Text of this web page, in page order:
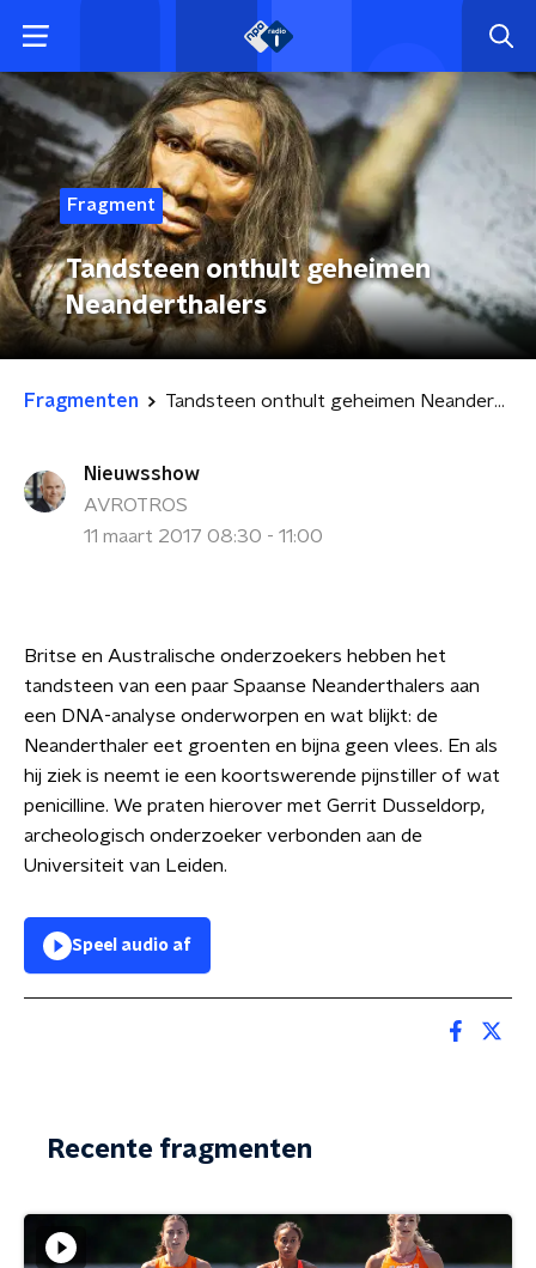
Fragment
Tandsteen onthult geheimen
Neanderthalers
Fragmenten Tandsteen onthult geheimen Neanderthalers
Nieuwsshow
AVROTROS
11 maart 2017 08:30 - 11:00
Britse en Australische onderzoekers hebben het
tandsteen van een paar Spaanse Neanderthalers aan
een DNA-analyse onderworpen en wat blijkt: de
Neanderthaler eet groenten en bijna geen vlees. En als
hij ziek is neemt ie een koortswerende pijnstiller of wat
penicilline. We praten hierover met Gerrit Dusseldorp,
archeologisch onderzoeker verbonden aan de
Universiteit van Leiden.
Speel audio af
Recente fragmenten